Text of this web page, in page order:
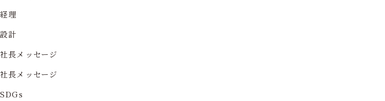
経理
設計
社長メッセージ
社長メッセージ
SDGs